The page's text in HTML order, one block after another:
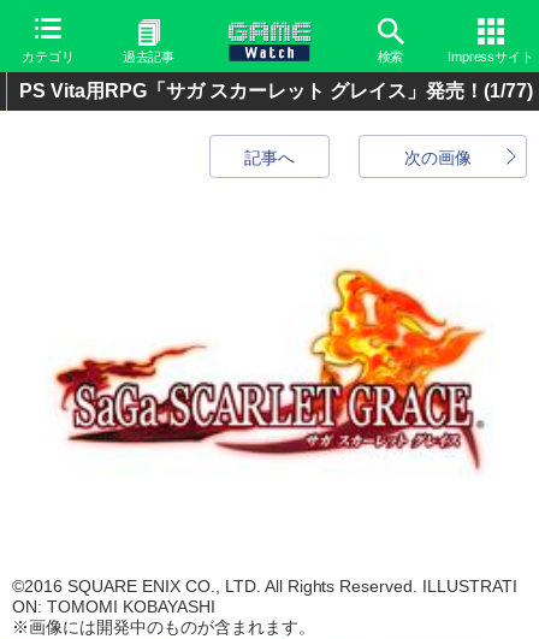
カテゴリ 過去記事 検索 Impressサイト
PS Vita用RPG「サガ スカーレット グレイス」発売！ (1/77)
次の画像
記事へ
©2016 SQUARE ENIX CO., LTD. All Rights Reserved. ILLUSTRATI
ON: TOMOMI KOBAYASHI
※画像には開発中のものが含まれます。